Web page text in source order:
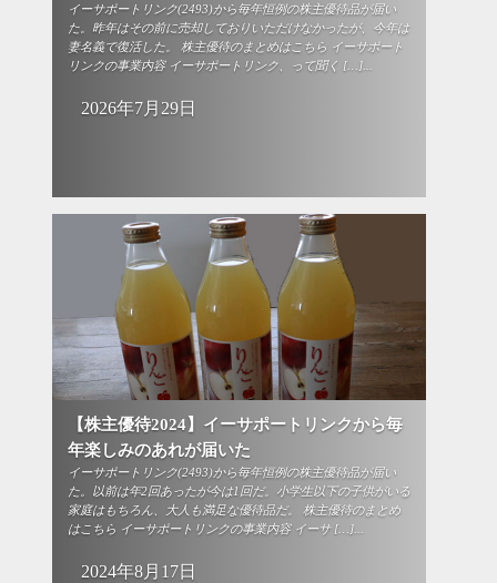
イーサポートリンク(2493)から毎年恒例の株主優待品が届い
た。昨年はその前に売却しておりいただけなかったが、今年は
妻名義で復活した。 株主優待のまとめはこちら イーサポート
リンクの事業内容 イーサポートリンク、って聞く […]...
2026年7月29日
【株主優待2024】イーサポートリンクから毎
年楽しみのあれが届いた
イーサポートリンク(2493)から毎年恒例の株主優待品が届い
た。以前は年2回あったが今は1回だ。小学生以下の子供がいる
家庭はもちろん、大人も満足な優待品だ。 株主優待のまとめ
はこちら イーサポートリンクの事業内容 イーサ […]...
2024年8月17日